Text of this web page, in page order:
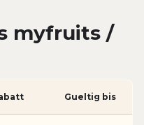
myfruits /
Gueltig bis